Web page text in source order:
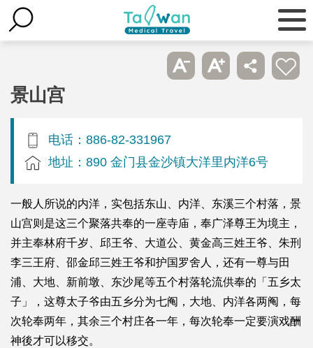
景山宫
电话：886-82-331967
地址：890 金门县金沙镇大洋里内洋6号
一般人所说的内洋，实包括东山、内洋、东溪三个村落，景
山宫则是这三个聚落共奉的一座寺庙，奉广泽尊王为境主，
并主奉林府千岁、邱王爷、大道公、黄金高三姓王爷、朱刑
李三王府、邵金邱三姓王爷和护国罗舍人，还有一尊与田
浦、大地、新前墩、东沙尾等五个村落轮流供奉的「五乡太
子」，这尊太子爷由五乡分为七阄，大地、内洋各两阄，每
次轮奉两年，其余三个村庄各一年，每次轮奉一定要演戏酬
神後才可以移交。